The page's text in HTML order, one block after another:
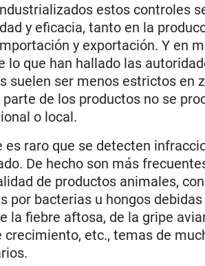
estos controles
y eficacia, tanto en la
y exportación. Y en
lo que han hallado las
suelen ser menos estrictos en
de los productos no se
o local.
es raro que se detecten
De hecho son más
de productos animales,
por bacterias u hongos
la fiebre aftosa, de la gripe
etc., temas de